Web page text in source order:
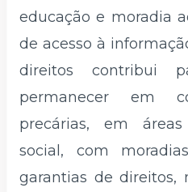
educação e moradia
de acesso à
direitos contribui
permanecer em
precárias, em
social, com
garantias de direitos,